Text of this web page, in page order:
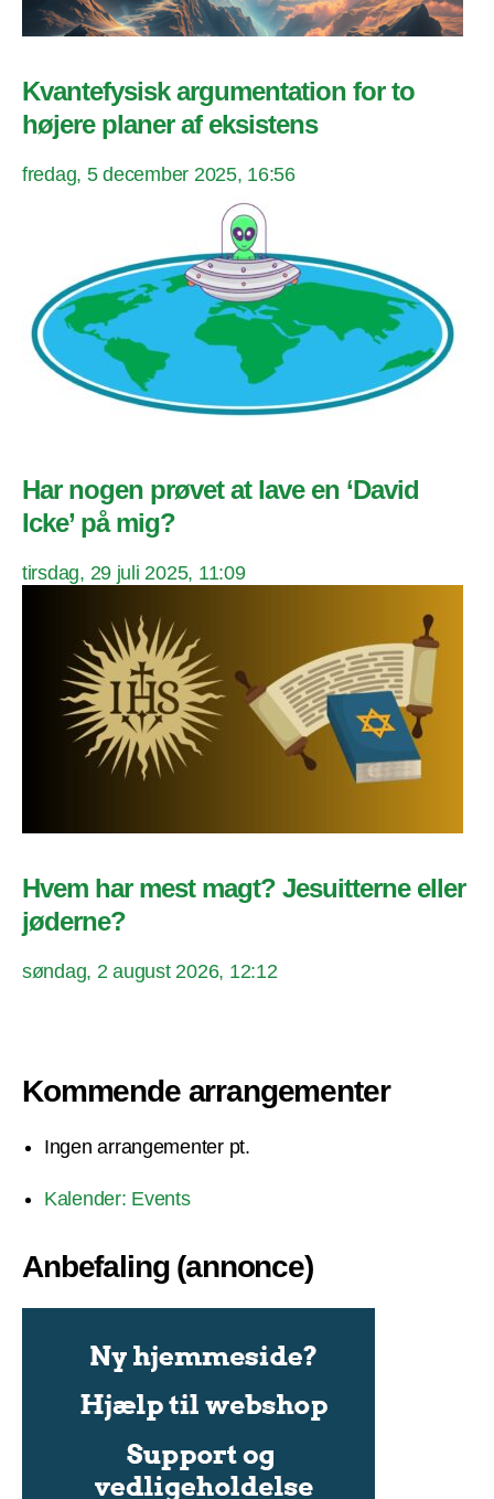
Kvantefysisk argumentation for to
højere planer af eksistens
fredag, 5 december 2025, 16:56
Har nogen prøvet at lave en ‘David
Icke’ på mig?
tirsdag, 29 juli 2025, 11:09
Hvem har mest magt? Jesuitterne eller
jøderne?
søndag, 2 august 2026, 12:12
Kommende arrangementer
Ingen arrangementer pt.
Kalender: Events
Anbefaling (annonce)